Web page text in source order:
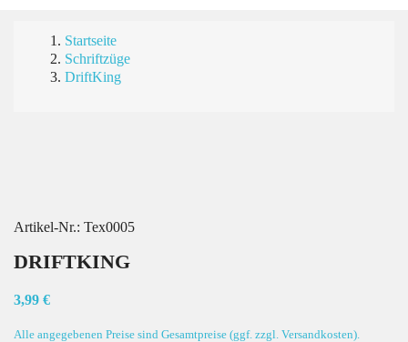
Startseite
Schriftzüge
DriftKing
Artikel-Nr.: Tex0005
DRIFTKING
3,99 €
Alle angegebenen Preise sind Gesamtpreise (ggf. zzgl. Versandkosten).